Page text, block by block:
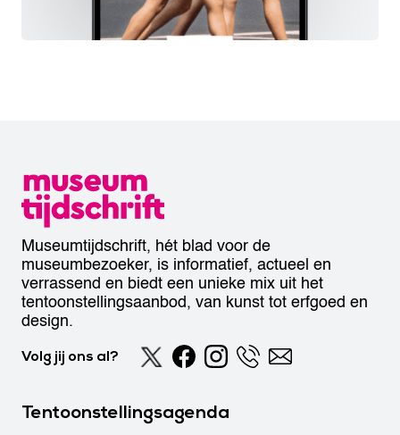
Museumtijdschrift, hét blad voor de
museumbezoeker, is informatief, actueel en
verrassend en biedt een unieke mix uit het
tentoonstellingsaanbod, van kunst tot erfgoed en
design.
Volg jij ons al?
Tentoonstellingsagenda